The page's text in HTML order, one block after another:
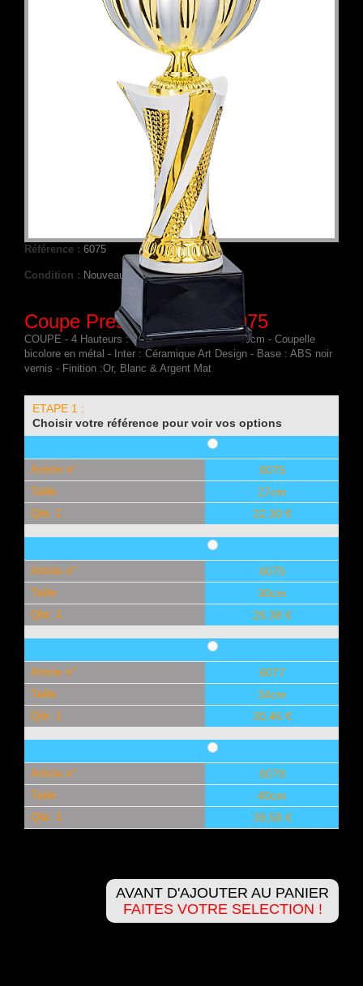
Référence : 6075
Condition : Nouveau produit
Coupe Prestige Métal : 6075
COUPE - 4 Hauteurs : 27cm - 30cm - 34cm - 40cm - Coupelle
bicolore en métal - Inter : Céramique Art Design - Base : ABS noir
vernis - Finition :Or, Blanc & Argent Mat
ETAPE 1 :
Choisir votre référence pour voir vos options
Article n°
6075
Taille
27cm
Qté: 1
22,30 €
Article n°
6076
Taille
30cm
Qté: 1
26,38 €
Article n°
6077
Taille
34cm
Qté: 1
30,46 €
Article n°
6078
Taille
40cm
Qté: 1
39,58 €
AVANT D'AJOUTER AU PANIER
FAITES VOTRE SELECTION !